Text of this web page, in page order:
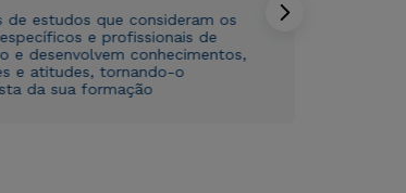
de estudos que consideram os
e profissionais de
e desenvolvem conhecimentos,
e atitudes, tornando-o
da sua formação
Política de Privacidade.
que meus dados sejam utilizados para o
de conteúdos da Cruzeiro do Sul.
Política de Privacidade.
que meus dados sejam utilizados para o
de conteúdos da Cruzeiro do Sul.